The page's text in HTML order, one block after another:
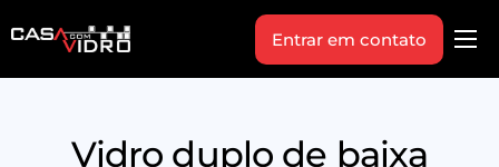
Produtos
Entrar em contato
Vidro duplo de baixa